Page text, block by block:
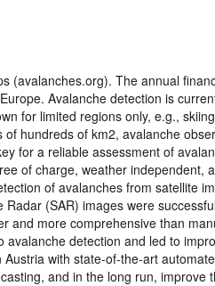
(avalanches.org). The annual
Avalanche detection is
for limited regions only, e.g.,
hundreds of km2, avalanche
for a reliable assessment of
of charge, weather independent,
of avalanches from satellite
(SAR) images were
and more comprehensive than
detection and led to
with state-of-the-art
and in the long run, improve